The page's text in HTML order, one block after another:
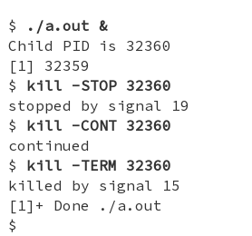
$
./a.out &
Child PID is 32360
[1] 32359
$ kill -STOP 32360
stopped by signal 19
$ kill -CONT 32360
continued
$ kill -TERM 32360
killed by signal 15
[1]+ Done ./a.out
$